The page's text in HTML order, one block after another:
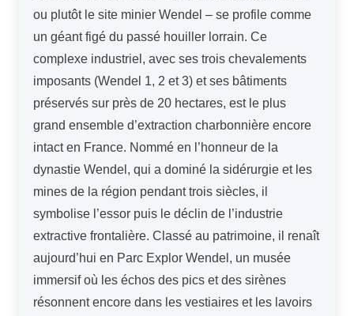
ou plutôt le site minier Wendel – se profile comme
un géant figé du passé houiller lorrain. Ce
complexe industriel, avec ses trois chevalements
imposants (Wendel 1, 2 et 3) et ses bâtiments
préservés sur près de 20 hectares, est le plus
grand ensemble d’extraction charbonnière encore
intact en France. Nommé en l’honneur de la
dynastie Wendel, qui a dominé la sidérurgie et les
mines de la région pendant trois siècles, il
symbolise l’essor puis le déclin de l’industrie
extractive frontalière. Classé au patrimoine, il renaît
aujourd’hui en Parc Explor Wendel, un musée
immersif où les échos des pics et des sirènes
résonnent encore dans les vestiaires et les lavoirs